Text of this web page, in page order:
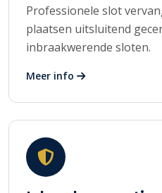
Professionele slot
plaatsen uitsluitend
inbraakwerende sloten.
Meer info